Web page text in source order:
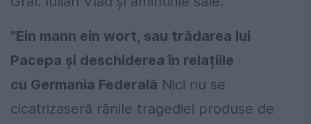
"Ein mann ein wort, sau trădarea lui
Pacepa și deschiderea în relațiile
cu Germania Federală Nici nu se
cicatrizaseră rănile tragediei produse de